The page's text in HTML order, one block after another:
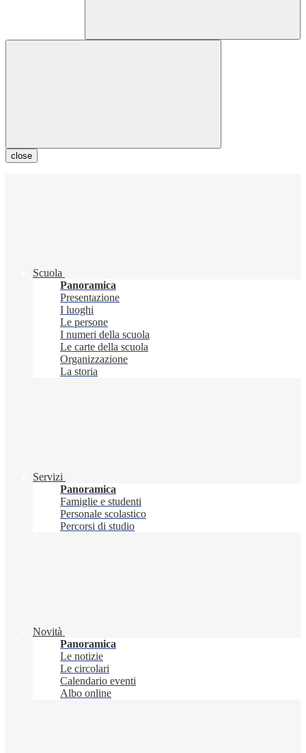
close
Scuola
Panoramica
Presentazione
I luoghi
Le persone
I numeri della scuola
Le carte della scuola
Organizzazione
La storia
Servizi
Panoramica
Famiglie e studenti
Personale scolastico
Percorsi di studio
Novità
Panoramica
Le notizie
Le circolari
Calendario eventi
Albo online